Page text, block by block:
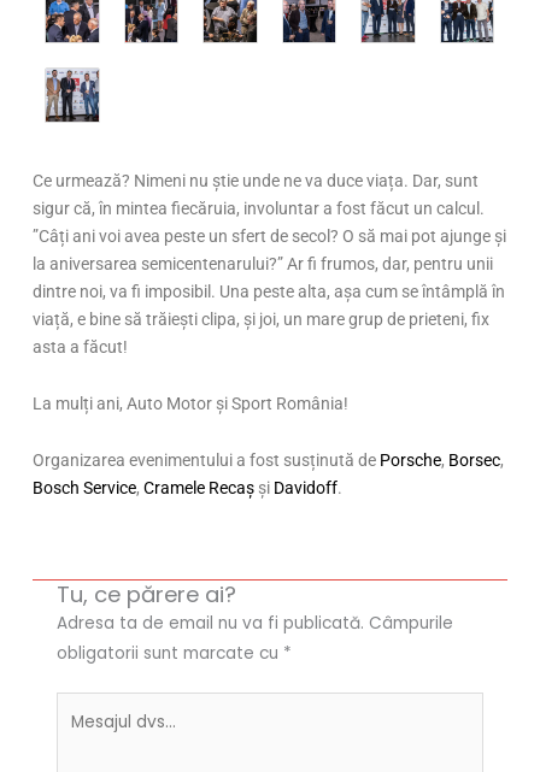
Ce urmează? Nimeni nu știe unde ne va duce viața. Dar, sunt
sigur că, în mintea fiecăruia, involuntar a fost făcut un calcul.
”Câți ani voi avea peste un sfert de secol? O să mai pot ajunge și
la aniversarea semicentenarului?” Ar fi frumos, dar, pentru unii
dintre noi, va fi imposibil. Una peste alta, așa cum se întâmplă în
viață, e bine să trăiești clipa, și joi, un mare grup de prieteni, fix
asta a făcut!
La mulți ani, Auto Motor și Sport România!
Organizarea evenimentului a fost susținută de Porsche, Borsec,
Bosch Service,Cramele Recaș și Davidoff.
Tu, ce părere ai?
Adresa ta de email nu va fi publicată. Câmpurile
obligatorii sunt marcate cu *